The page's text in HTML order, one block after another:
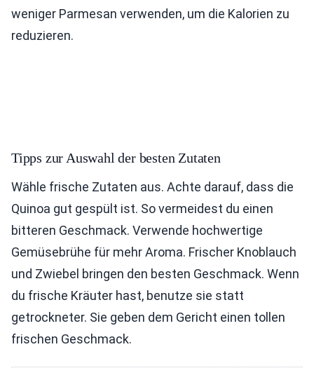
weniger Parmesan verwenden, um die Kalorien zu
reduzieren.
Tipps zur Auswahl der besten Zutaten
Wähle frische Zutaten aus. Achte darauf, dass die
Quinoa gut gespült ist. So vermeidest du einen
bitteren Geschmack. Verwende hochwertige
Gemüsebrühe für mehr Aroma. Frischer Knoblauch
und Zwiebel bringen den besten Geschmack. Wenn
du frische Kräuter hast, benutze sie statt
getrockneter. Sie geben dem Gericht einen tollen
frischen Geschmack.